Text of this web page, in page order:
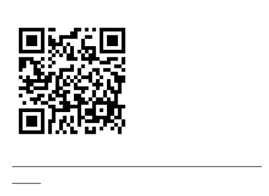
━━━━━━━━━━━━━━━━━━━━━━━━━━
━━━